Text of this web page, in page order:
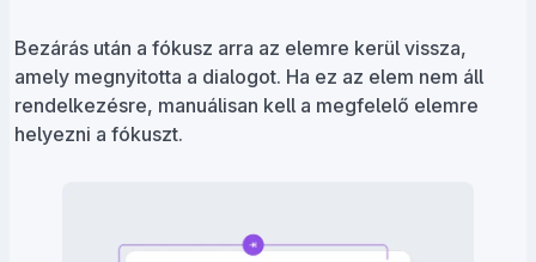
Bezárás után a fókusz arra az elemre kerül vissza,
amely megnyitotta a dialogot. Ha ez az elem nem áll
rendelkezésre, manuálisan kell a megfelelő elemre
helyezni a fókuszt.